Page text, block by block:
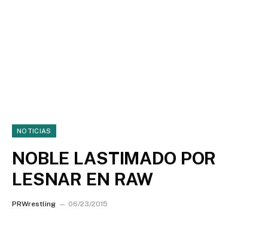
NOTICIAS
NOBLE LASTIMADO POR
LESNAR EN RAW
PRWrestling 06/23/2015